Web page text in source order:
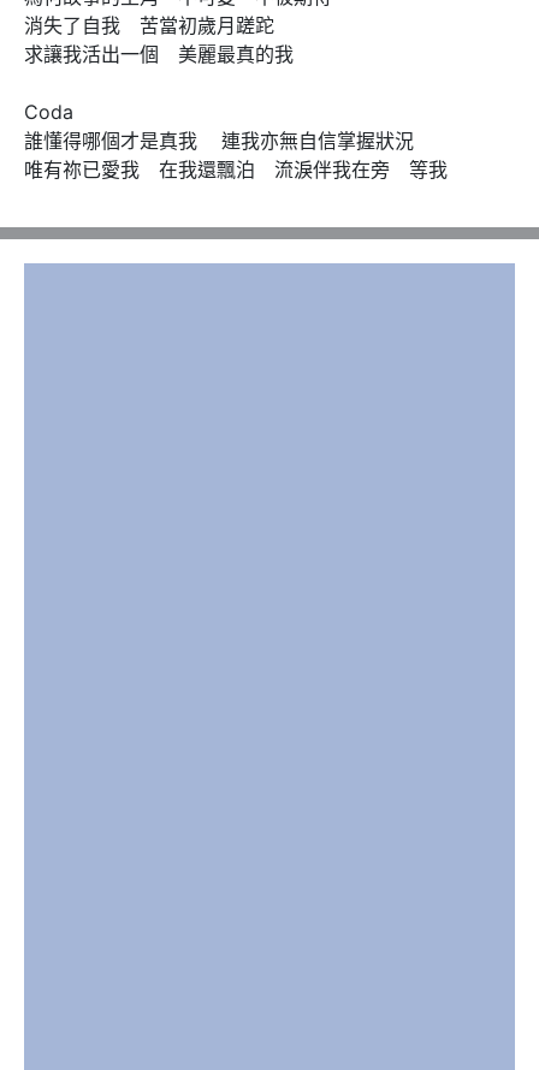
消失了自我　苦當初歲月蹉跎
求讓我活出一個　美麗最真的我
Coda
誰懂得哪個才是真我    連我亦無自信掌握狀況
唯有祢已愛我　在我還飄泊　流淚伴我在旁　等我